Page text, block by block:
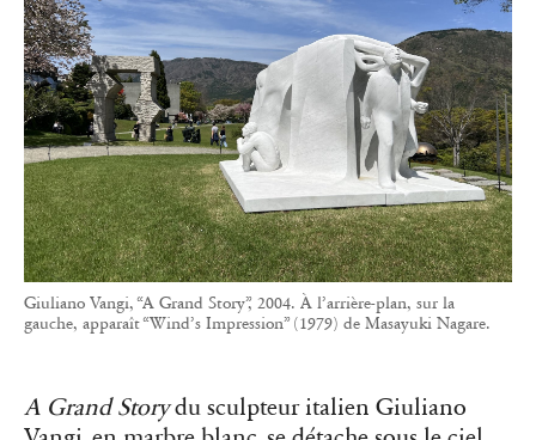
Giuliano Vangi, “A Grand Story”, 2004. À l’arrière-plan, sur la
gauche, apparaît “Wind’s Impression” (1979) de Masayuki Nagare.
A Grand Storydu sculpteur italien Giuliano